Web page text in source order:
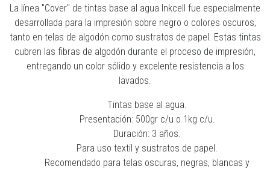
La línea "Cover" de tintas base al agua Inkcell fue especialmente
desarrollada para la impresión sobre negro o colores oscuros,
tanto en telas de algodón como sustratos de papel. Estas tintas
cubren las fibras de algodón durante el proceso de impresión,
entregando un color sólido y excelente resistencia a los
lavados.
Tintas base al agua.
Presentación: 500gr c/u o 1kg c/u.
Duración: 3 años.
Para uso textil y sustratos de papel.
Recomendado para telas oscuras, negras, blancas y